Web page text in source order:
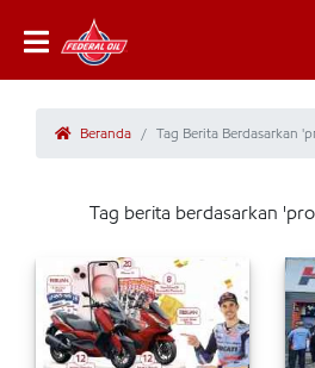
Beranda Tag Berita Berdasarkan
Tag berita berdasarkan